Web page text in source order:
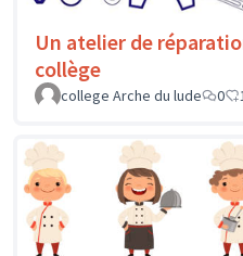
Un atelier de
collège
college Arche du lude
0